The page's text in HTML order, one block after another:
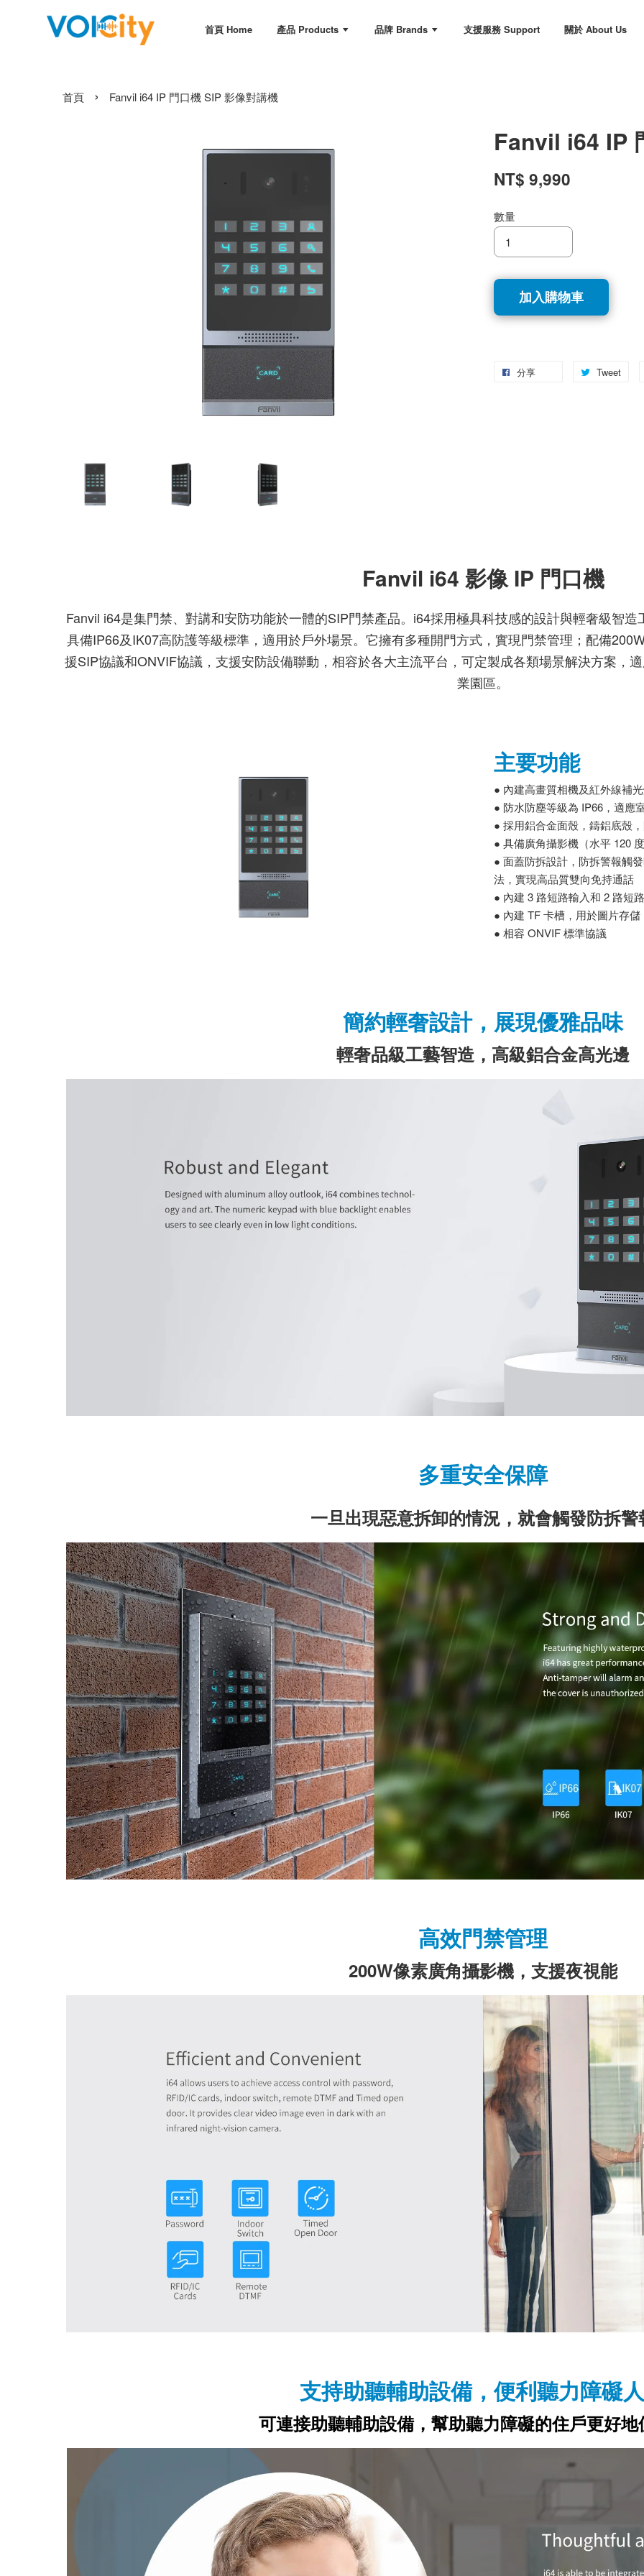
首頁 Home 產品 Products 品牌 Brands 支援服務 Support 關於 About Us
首頁 › Fanvil i64 IP 門口機 SIP 影像對講機
Fanvil i64 IP
NT$ 9,990
數量
加入購物車
分享 Tweet
Fanvil i64 影像 IP 門口機
Fanvil i64是集門禁、對講和安防功能於一體的SIP門禁產品。i64採用極具科技感的設計與輕奢級智
具備IP66及IK07高防護等級標準，適用於戶外場景。它擁有多種開門方式，實現門禁管理；配備
援SIP協議和ONVIF協議，支援安防設備聯動，相容於各大主流平台，可定製成各類場景解決方案，
業園區。
主要功能
● 內建高畫質相機及紅外線補
● 防水防塵等級為 IP66，適應
● 採用鋁合金面殼，鑄鋁底殼
● 具備廣角攝影機（水平 120
● 面蓋防拆設計，防拆警報觸
法，實現高品質雙向免持通話
● 內建 3 路短路輸入和 2 路短
● 內建 TF 卡槽，用於圖片存儲
● 相容 ONVIF 標準協議
簡約輕奢設計，展現優雅品味
輕奢品級工藝智造，高級鋁合金高光邊
多重安全保障
一旦出現惡意拆卸的情況，就會觸發防拆警
高效門禁管理
200W像素廣角攝影機，支援夜視能
支持助聽輔助設備，便利聽力障礙
可連接助聽輔助設備，幫助聽力障礙的住戶更好